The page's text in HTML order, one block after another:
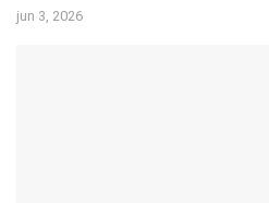
jun 3, 2026